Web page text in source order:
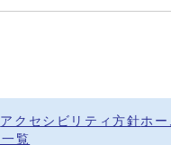
アクセシビリティ方針ホ
覧